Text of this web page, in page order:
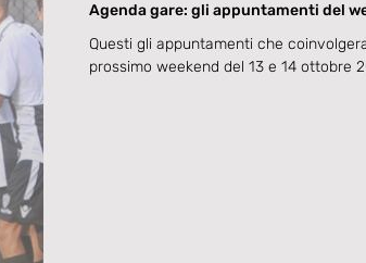
Agenda gare: gli appuntamenti del
Questi gli appuntamenti che
prossimo weekend del 13 e 14 ottobre